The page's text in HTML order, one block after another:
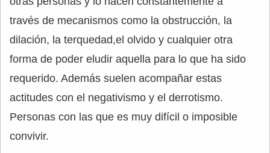
través de mecanismos como la obstrucción, la
dilación, la terquedad,el olvido y cualquier otra
forma de poder eludir aquella para lo que ha sido
requerido. Además suelen acompañar estas
actitudes con el negativismo y el derrotismo.
Personas con las que es muy difícil o imposible
convivir.